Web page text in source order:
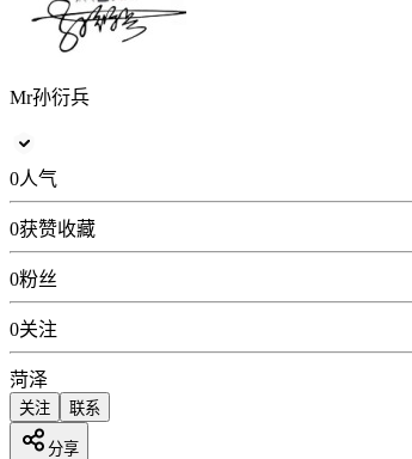
Mr孙衍兵
0人气
0获赞收藏
0粉丝
0关注
菏泽
关注 联系
分享